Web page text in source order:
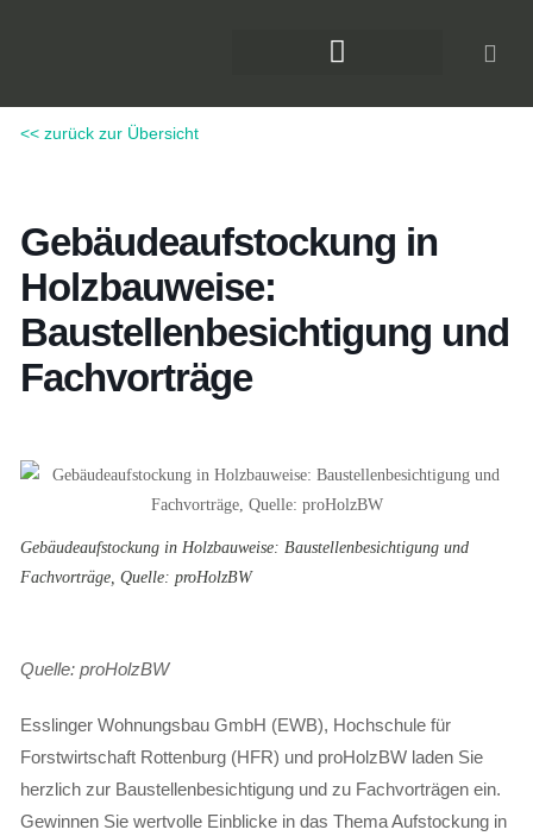
<< zurück zur Übersicht
Gebäudeaufstockung in
Holzbauweise:
Baustellenbesichtigung und
Fachvorträge
Gebäudeaufstockung in Holzbauweise: Baustellenbesichtigung und
Fachvorträge, Quelle: proHolzBW
Quelle: proHolzBW
Esslinger Wohnungsbau GmbH (EWB), Hochschule für
Forstwirtschaft Rottenburg (HFR) und proHolzBW laden Sie
herzlich zur Baustellenbesichtigung und zu Fachvorträgen ein.
Gewinnen Sie wertvolle Einblicke in das Thema Aufstockung in